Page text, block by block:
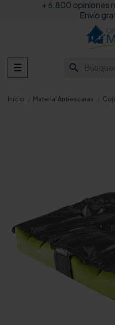
+ 6.800 opiniones
Envío
search
Navegación
de
☰
Inicio Material Antiescaras